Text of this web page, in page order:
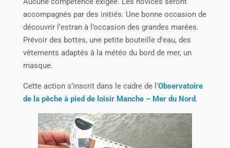
accompagnés par des initiés. Une bonne occasion de
découvrir l’estran à l’occasion des grandes marées.
Prévoir des bottes, une petite bouteille d’eau, des
vêtements adaptés à la météo du bord de mer, un
masque.
Cette action s’inscrit dans le cadre de l’Observatoire
de la pêche à pied de loisir Manche – Mer du Nord.